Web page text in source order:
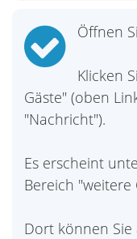
Öffnen
Klicken
Gäste" (oben
"Nachricht").
Es erscheint
Bereich "weitere
Dort können Sie